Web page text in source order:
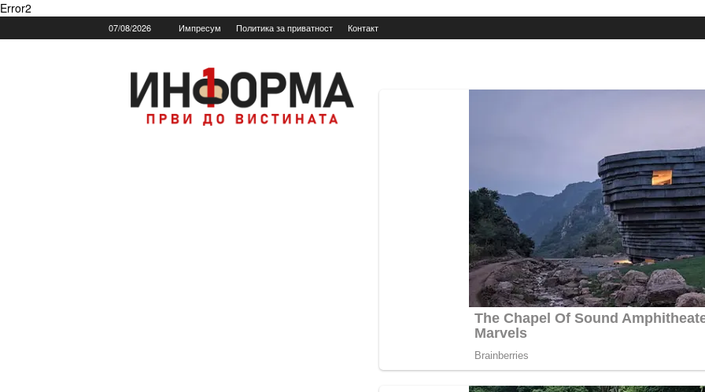
Error2
07/08/2026 Импресум Политика за приватност Контакт
Informa.mk